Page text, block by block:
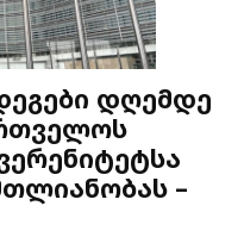
დღემდე
–